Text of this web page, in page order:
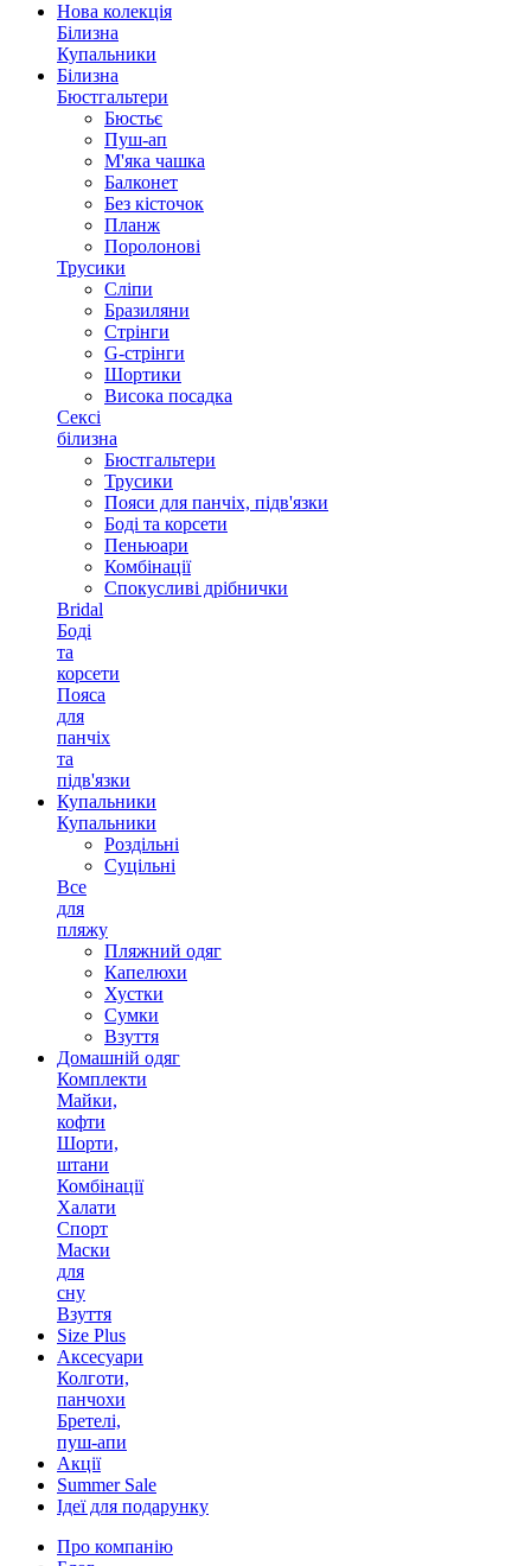
Нова колекція
Білизна
Купальники
Білизна
Бюстгальтери
Бюстьє
Пуш-ап
М'яка чашка
Балконет
Без кісточок
Планж
Поролонові
Трусики
Сліпи
Бразиляни
Стрінги
G-стрінги
Шортики
Висока посадка
Сексі
білизна
Бюстгальтери
Трусики
Пояси для панчіх, підв'язки
Боді та корсети
Пеньюари
Комбінації
Спокусливі дрібнички
Bridal
Боді
та
корсети
Пояса
для
панчіх
та
підв'язки
Купальники
Купальники
Роздільні
Суцільні
Все
для
пляжу
Пляжний одяг
Капелюхи
Хустки
Сумки
Взуття
Домашній одяг
Комплекти
Майки,
кофти
Шорти,
штани
Комбінації
Халати
Спорт
Маски
для
сну
Взуття
Size Plus
Аксесуари
Колготи,
панчохи
Бретелі,
пуш-апи
Акції
Summer Sale
Ідеї для подарунку
Про компанію